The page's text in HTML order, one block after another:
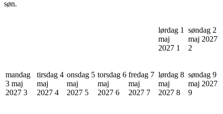
søn.
lørdag 1
maj
2027 1
søndag 2
maj 2027
2
mandag
3 maj
2027 3
tirsdag 4
maj
2027 4
onsdag 5
maj
2027 5
torsdag 6
maj
2027 6
fredag 7
maj
2027 7
lørdag 8
maj
2027 8
søndag 9
maj 2027
9